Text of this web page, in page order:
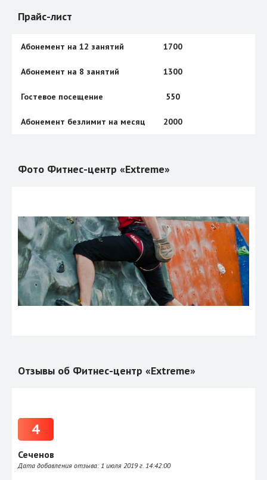
Прайс-лист
Абонемент на 12 занятий 1700
Абонемент на 8 занятий 1300
Гостевое посещение 550
Абонемент безлимит на месяц 2000
Фото Фитнес-центр «Extreme»
Отзывы об Фитнес-центр «Extreme»
Сеченов
Дата добавления отзыва: 1 июля 2019 г. 14:42:00
4